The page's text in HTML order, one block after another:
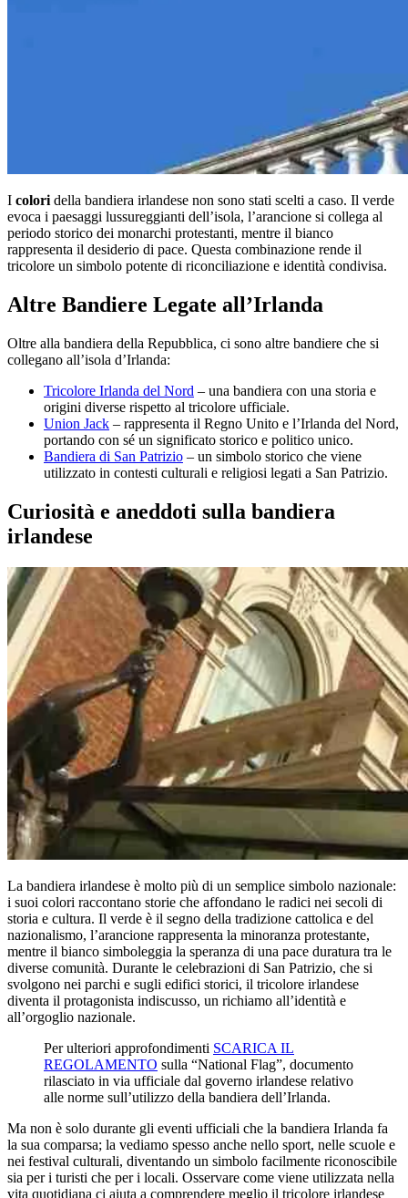
I colori della bandiera irlandese non sono stati scelti a caso. Il verde
evoca i paesaggi lussureggianti dell’isola, l’arancione si collega al
periodo storico dei monarchi protestanti, mentre il bianco
rappresenta il desiderio di pace. Questa combinazione rende il
tricolore un simbolo potente di riconciliazione e identità condivisa.
Altre Bandiere Legate all’Irlanda
Oltre alla bandiera della Repubblica, ci sono altre bandiere che si
collegano all’isola d’Irlanda:
Tricolore Irlanda del Nord – una bandiera con una storia e
origini diverse rispetto al tricolore ufficiale.
Union Jack – rappresenta il Regno Unito e l’Irlanda del Nord,
portando con sé un significato storico e politico unico.
Bandiera di San Patrizio – un simbolo storico che viene
utilizzato in contesti culturali e religiosi legati a San Patrizio.
Curiosità e aneddoti sulla bandiera
irlandese
La bandiera irlandese è molto più di un semplice simbolo nazionale:
i suoi colori raccontano storie che affondano le radici nei secoli di
storia e cultura. Il verde è il segno della tradizione cattolica e del
nazionalismo, l’arancione rappresenta la minoranza protestante,
mentre il bianco simboleggia la speranza di una pace duratura tra le
diverse comunità. Durante le celebrazioni di San Patrizio, che si
svolgono nei parchi e sugli edifici storici, il tricolore irlandese
diventa il protagonista indiscusso, un richiamo all’identità e
all’orgoglio nazionale.
Per ulteriori approfondimenti SCARICA IL
REGOLAMENTO sulla “National Flag”, documento
rilasciato in via ufficiale dal governo irlandese relativo
alle norme sull’utilizzo della bandiera dell’Irlanda.
Ma non è solo durante gli eventi ufficiali che la bandiera Irlanda fa
la sua comparsa; la vediamo spesso anche nello sport, nelle scuole e
nei festival culturali, diventando un simbolo facilmente riconoscibile
sia per i turisti che per i locali. Osservare come viene utilizzata nella
vita quotidiana ci aiuta a comprendere meglio il tricolore irlandese